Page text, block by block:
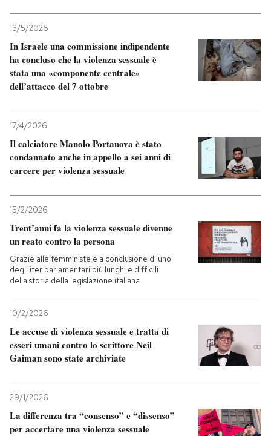
13/5/2026
In Israele una commissione indipendente
ha concluso che la violenza sessuale è
stata una «componente centrale»
dell’attacco del 7 ottobre
17/4/2026
Il calciatore Manolo Portanova è stato
condannato anche in appello a sei anni di
carcere per violenza sessuale
15/2/2026
Trent’anni fa la violenza sessuale divenne
un reato contro la persona
Grazie alle femministe e a conclusione di uno
degli iter parlamentari più lunghi e difficili
della storia della legislazione italiana
10/2/2026
Le accuse di violenza sessuale e tratta di
esseri umani contro lo scrittore Neil
Gaiman sono state archiviate
29/1/2026
La differenza tra “consenso” e “dissenso”
per accertare una violenza sessuale